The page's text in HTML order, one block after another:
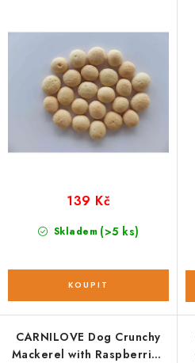
Skladem (>5 ks)
139 Kč
CARNILOVE Dog Crunchy
Mackerel with Raspberries